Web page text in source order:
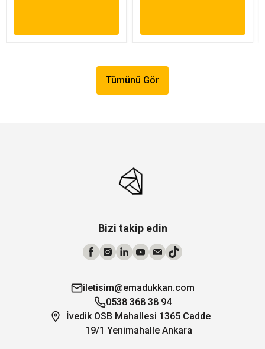
Tümünü Gör
Bizi takip edin
iletisim@emadukkan.com
0538 368 38 94
İvedik OSB Mahallesi 1365 Cadde
19/1 Yenimahalle Ankara